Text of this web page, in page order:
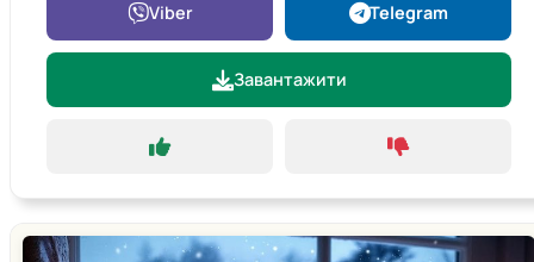
Viber Telegram
Завантажити